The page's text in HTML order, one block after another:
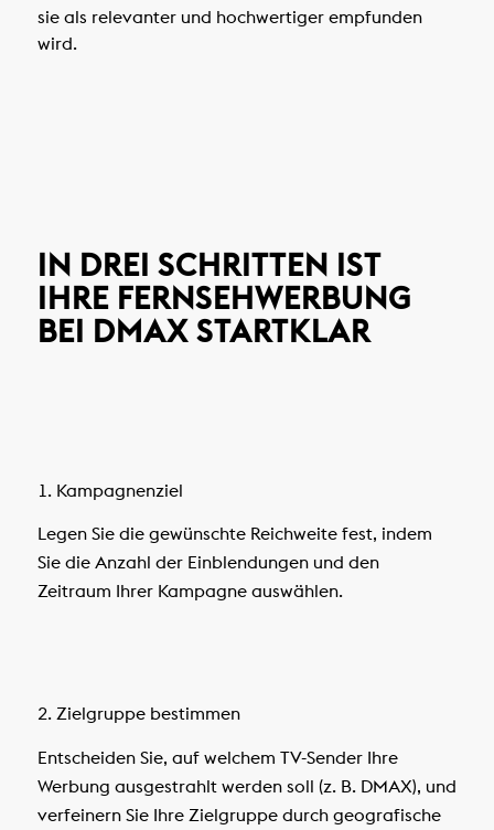
sie als relevanter und hochwertiger empfunden
wird.
IN DREI SCHRITTEN IST
IHRE FERNSEHWERBUNG
BEI DMAX STARTKLAR
1. Kampagnenziel
Legen Sie die gewünschte Reichweite fest, indem
Sie die Anzahl der Einblendungen und den
Zeitraum Ihrer Kampagne auswählen.
2. Zielgruppe bestimmen
Entscheiden Sie, auf welchem TV-Sender Ihre
Werbung ausgestrahlt werden soll (z. B. DMAX), und
verfeinern Sie Ihre Zielgruppe durch geografische